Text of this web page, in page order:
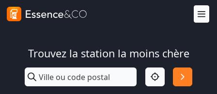
Trouvez la station la moins chère